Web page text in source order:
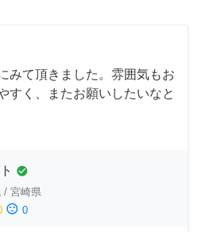
みて頂きました。雰囲気もお
すく、またお願いしたいなと
check_circle
/ 宮崎県
sentiment_dissatisfied 0